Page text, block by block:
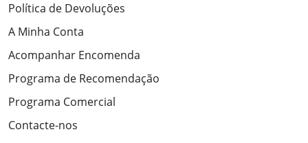
Política de Devoluções
A Minha Conta
Acompanhar Encomenda
Programa de Recomendação
Programa Comercial
Contacte-nos